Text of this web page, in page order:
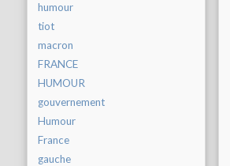
humour
tiot
macron
FRANCE
HUMOUR
gouvernement
Humour
France
gauche